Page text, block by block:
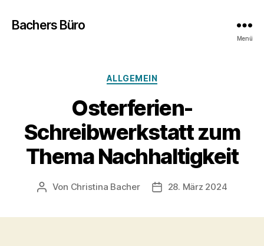
Bachers Büro
Menü
Kategorien
ALLGEMEIN
Osterferien-
Schreibwerkstatt zum
Thema Nachhaltigkeit
Beitragsautor
Von Christina Bacher Veröffentlichungsdatum
28. März 2024